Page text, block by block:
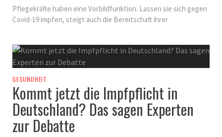
Pflegekräfte haben eine Vorbildfunktion. Lassen sie sich gegen
Covid-19 impfen, steigt auch die Bereitschaft ihrer
GESUNDHEIT
Kommt jetzt die Impfpflicht in
Deutschland? Das sagen Experten
zur Debatte